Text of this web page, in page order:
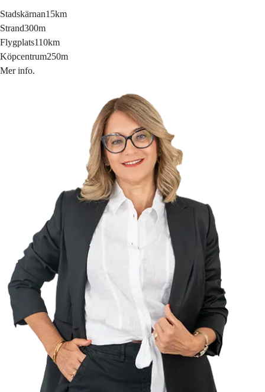
Stadskärnan15km
Strand300m
Flygplats110km
Köpcentrum250m
Mer info.